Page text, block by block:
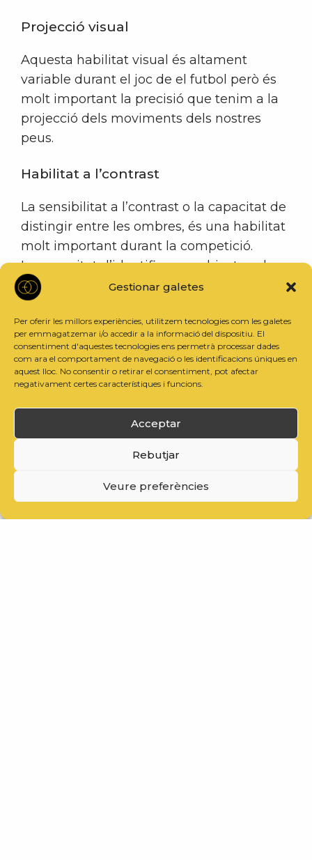
Gestionar galetes
Per oferir les millors experiències, utilitzem tecnologies com les galetes
per emmagatzemar i/o accedir a la informació del dispositiu. El
consentiment d'aquestes tecnologies ens permetrà processar dades
com ara el comportament de navegació o les identificacions úniques en
aquest lloc. No consentir o retirar el consentiment, pot afectar
negativament certes característiques i funcions.
Acceptar
Rebutjar
Veure preferències
Projecció visual
Aquesta habilitat visual és altament
variable durant el joc de el futbol però és
molt important la precisió que tenim a la
projecció dels moviments dels nostres
peus.
Habilitat a l’contrast
La sensibilitat a l’contrast o la capacitat de
distingir entre les ombres, és una habilitat
molt important durant la competició.
La capacitat d’identificar un objecte sobre
un fons amb molt soroll visual, és també
important.